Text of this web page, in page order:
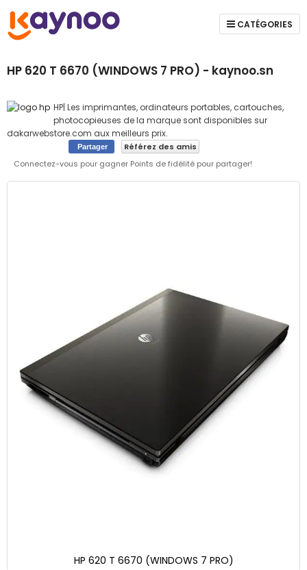
CATÉGORIES
HP 620 T 6670 (WINDOWS 7 PRO) - kaynoo.sn
HP| Les imprimantes, ordinateurs portables, cartouches,
photocopieuses de la marque sont disponibles sur
dakarwebstore.com aux meilleurs prix.
Partager
Référez des amis
Connectez-vous pour gagner Points de fidélité pour partager!
Skip
HP 620 T 6670 (WINDOWS 7 PRO)